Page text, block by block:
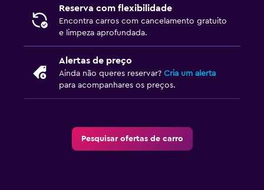
Reserva com flexibilidade
Encontra carros com cancelamento gratuito
e limpeza aprofundada.
Alertas de preço
Ainda não queres reservar? Cria um alerta
para acompanhares os preços.
Pesquisar ofertas de carro